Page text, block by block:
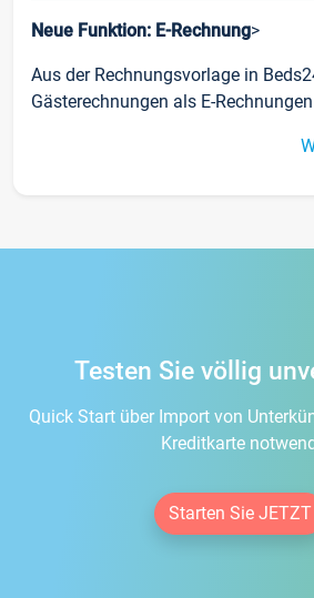
Neue Funktion: E-Rechnung>
Aus der Rechnungsvorlage in
Gästerechnungen als E-
Testen Sie völlig
Quick Start über Import von
Kreditkarte
Starten Sie JETZT